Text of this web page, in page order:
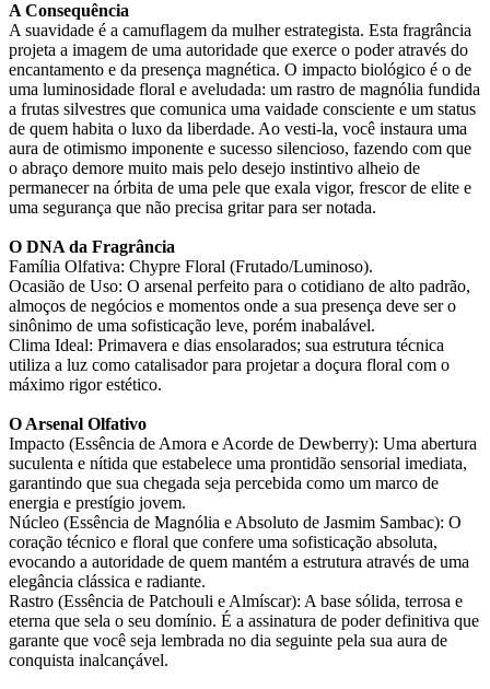
A Consequência
A suavidade é a camuflagem da mulher estrategista. Esta fragrância
projeta a imagem de uma autoridade que exerce o poder através do
encantamento e da presença magnética. O impacto biológico é o de
uma luminosidade floral e aveludada: um rastro de magnólia fundida
a frutas silvestres que comunica uma vaidade consciente e um status
de quem habita o luxo da liberdade. Ao vesti-la, você instaura uma
aura de otimismo imponente e sucesso silencioso, fazendo com que
o abraço demore muito mais pelo desejo instintivo alheio de
permanecer na órbita de uma pele que exala vigor, frescor de elite e
uma segurança que não precisa gritar para ser notada.
O DNA da Fragrância
Família Olfativa: Chypre Floral (Frutado/Luminoso).
Ocasião de Uso: O arsenal perfeito para o cotidiano de alto padrão,
almoços de negócios e momentos onde a sua presença deve ser o
sinônimo de uma sofisticação leve, porém inabalável.
Clima Ideal: Primavera e dias ensolarados; sua estrutura técnica
utiliza a luz como catalisador para projetar a doçura floral com o
máximo rigor estético.
O Arsenal Olfativo
Impacto (Essência de Amora e Acorde de Dewberry): Uma abertura
suculenta e nítida que estabelece uma prontidão sensorial imediata,
garantindo que sua chegada seja percebida como um marco de
energia e prestígio jovem.
Núcleo (Essência de Magnólia e Absoluto de Jasmim Sambac): O
coração técnico e floral que confere uma sofisticação absoluta,
evocando a autoridade de quem mantém a estrutura através de uma
elegância clássica e radiante.
Rastro (Essência de Patchouli e Almíscar): A base sólida, terrosa e
eterna que sela o seu domínio. É a assinatura de poder definitiva que
garante que você seja lembrada no dia seguinte pela sua aura de
conquista inalcançável.